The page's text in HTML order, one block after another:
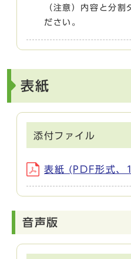
（注意）内容と分
ださい。
表紙
添付ファイル
表紙 (PDF形式
音声版